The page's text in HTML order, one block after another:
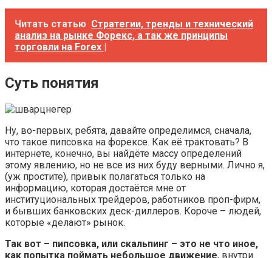
Читать статью Стратегии, тренды и технический
анализ на рынке Форекс, а так же принципы
торговли на Forex |
Суть понятия
Ну, во-первых, ребята, давайте определимся, сначала,
что такое пипсовка на форексе. Как её трактовать? В
интернете, конечно, вы найдёте массу определений
этому явлению, но не все из них буду верными. Лично я,
(уж простите), привык полагаться только на
информацию, которая достаётся мне от
институциональных трейдеров, работников проп-фирм,
и бывших банковских деск-диллеров. Короче – людей,
которые «делают» рынок.
Так вот – пипсовка, или скальпинг – это не что иное,
как попытка поймать небольшое движение, внутри